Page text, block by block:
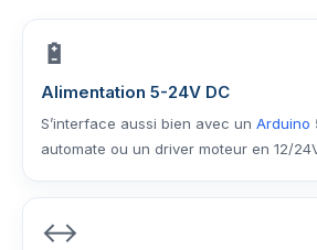
🔋
Alimentation 5-24V DC
S’interface aussi bien avec un Arduino
automate ou un driver moteur en 12/
↔️